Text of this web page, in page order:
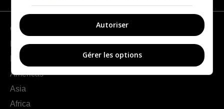
Geography
France
Europe
Americas
Asia
Africa
Autoriser
Gérer les options